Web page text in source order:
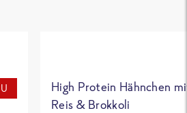
High Protein Hähnchen
Reis & Brokkoli